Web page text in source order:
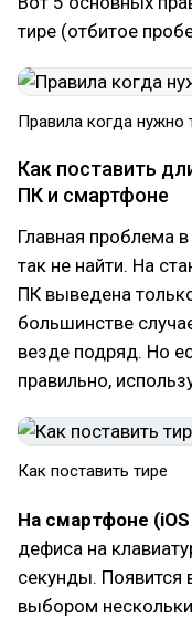
тире (отбитое
Правила когда нужно
Как поставить
ПК и смартфоне
Главная проблема
так не найти. На
ПК выведена
большинстве
везде подряд. Но
правильно,
Как поставить тире
На смартфоне
дефиса на
секунды.
выбором